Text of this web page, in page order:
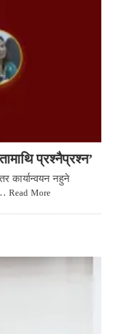
प्रश्नैप्रश्न’
कार्यान्वयन नहुने
Read More